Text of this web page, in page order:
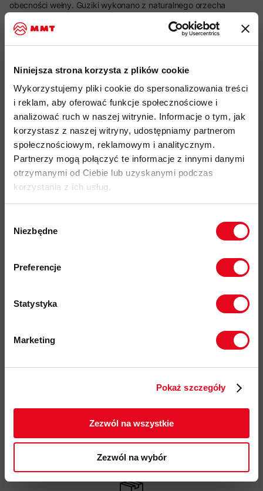
Niniejsza strona korzysta z plików cookie
Wykorzystujemy pliki cookie do spersonalizowania treści
i reklam, aby oferować funkcje społecznościowe i
analizować ruch w naszej witrynie. Informacje o tym, jak
korzystasz z naszej witryny, udostępniamy partnerom
społecznościowym, reklamowym i analitycznym.
Partnerzy mogą połączyć te informacje z innymi danymi
otrzymanymi od Ciebie lub uzyskanymi podczas
korzystania z ich usług.
zgody
Niezbędne
Preferencje
Statystyka
Marketing
Pokaż szczegóły
Zezwól na wszystkie
Zezwól na wybór
obecności wełny. Guziki wykonano z naturalnego orzecha
corozo. Model oferuje ochronę przeciwsłoneczną UPF 15+.
Zarówno materiał, jak i sama produkcja zostały zrealizowane w
Unii Europejskiej. Koszulka ma regularny krój oraz naszywkę z
Najważniejsze cechy:
idealny produkt do: hiking, aktywności outdoorowe, jazda na
nartach w suchych warunkach, wspinaczka górska
lekka i szybkoschnąca konstrukcja
naturalne właściwości termoregulacyjne i
przeciwzapachowe wełny merynosowej
syntetycznym
ochrona przeciwsłoneczna UPF 15+
przyjazność środowiskowa: Oeko-Tex, GRS, Responsible
wyprodukowano w UE
zgodnie z Polityką prywatności.